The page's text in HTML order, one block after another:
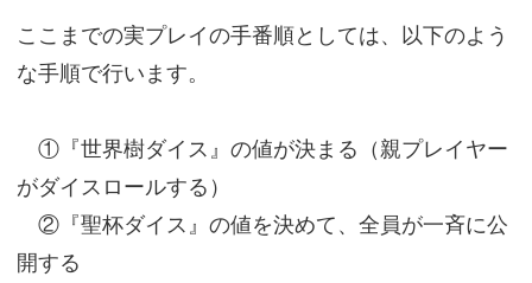
ここまでの実プレイの手番順としては、以下のよう
な手順で行います。
①『世界樹ダイス』の値が決まる（親プレイヤー
がダイスロールする）
②『聖杯ダイス』の値を決めて、全員が一斉に公
開する